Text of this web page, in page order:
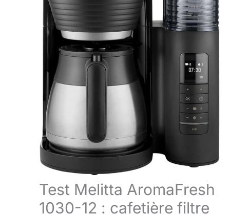
Test Melitta AromaFresh
1030-12 : cafetière filtre